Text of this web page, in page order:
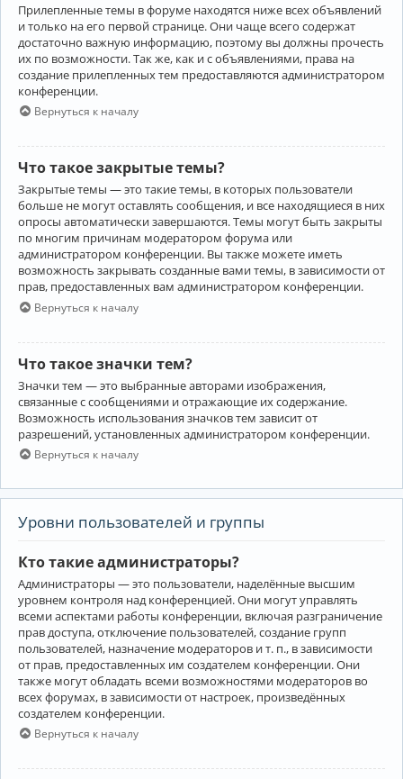
Прилепленные темы в форуме находятся ниже всех объявлений
и только на его первой странице. Они чаще всего содержат
достаточно важную информацию, поэтому вы должны прочесть
их по возможности. Так же, как и с объявлениями, права на
создание прилепленных тем предоставляются администратором
конференции.
Вернуться к началу
Что такое закрытые темы?
Закрытые темы — это такие темы, в которых пользователи
больше не могут оставлять сообщения, и все находящиеся в них
опросы автоматически завершаются. Темы могут быть закрыты
по многим причинам модератором форума или
администратором конференции. Вы также можете иметь
возможность закрывать созданные вами темы, в зависимости от
прав, предоставленных вам администратором конференции.
Вернуться к началу
Что такое значки тем?
Значки тем — это выбранные авторами изображения,
связанные с сообщениями и отражающие их содержание.
Возможность использования значков тем зависит от
разрешений, установленных администратором конференции.
Вернуться к началу
Уровни пользователей и группы
Кто такие администраторы?
Администраторы — это пользователи, наделённые высшим
уровнем контроля над конференцией. Они могут управлять
всеми аспектами работы конференции, включая разграничение
прав доступа, отключение пользователей, создание групп
пользователей, назначение модераторов и т. п., в зависимости
от прав, предоставленных им создателем конференции. Они
также могут обладать всеми возможностями модераторов во
всех форумах, в зависимости от настроек, произведённых
создателем конференции.
Вернуться к началу